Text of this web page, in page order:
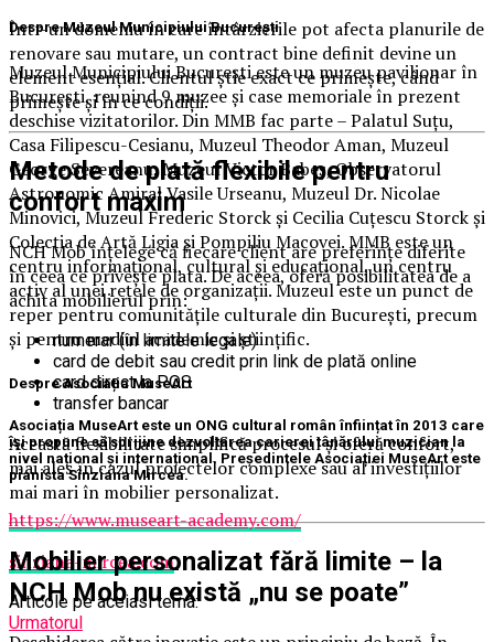
Despre Muzeul Municipiului București
Muzeul Municipiului București este un muzeu pavilionar în
București, reunind 9 muzee și case memoriale în prezent
deschise vizitatorilor. Din MMB fac parte – Palatul Suțu,
Casa Filipescu-Cesianu, Muzeul Theodor Aman, Muzeul
George Severeanu, Muzeul Victor Babeș, Observatorul
Astronomic Amiral Vasile Urseanu, Muzeul Dr. Nicolae
Minovici, Muzeul Frederic Storck și Cecilia Cuțescu Storck și
Colecția de Artă Ligia și Pompiliu Macovei. MMB este un
centru informațional, cultural și educațional, un centru
activ al unei rețele de organizații. Muzeul este un punct de
reper pentru comunitățile culturale din București, precum
și pentru mediul academic și științific.
Despre Asociația MuseArt​
Asociația MuseArt este un ONG cultural român înființat în 2013 care
își propune să sprijine dezvoltarea carierei tânărului muzician la
nivel național și internațional. Președintele Asociației MuseArt este
pianista Sînziana Mircea.
https://www.museart-academy.com/
sinziana-mircea.com
Articole pe aceiasi tema:
Urmatorul
Într-un domeniu în care întârzierile pot afecta planurile de
renovare sau mutare, un contract bine definit devine un
element esențial. Clientul știe exact ce primește, când
primește și în ce condiții.
Metode de plată flexibile pentru
confort maxim
NCH Mob înțelege că fiecare client are preferințe diferite
în ceea ce privește plata. De aceea, oferă posibilitatea de a
achita mobilierul prin:
numerar (în limitele legale)
card de debit sau credit prin link de plată online
card direct la POS
transfer bancar
Această flexibilitate simplifică procesul și oferă confort,
mai ales în cazul proiectelor complexe sau al investițiilor
mai mari în mobilier personalizat.
Mobilier personalizat fără limite – la
NCH Mob nu există „nu se poate”